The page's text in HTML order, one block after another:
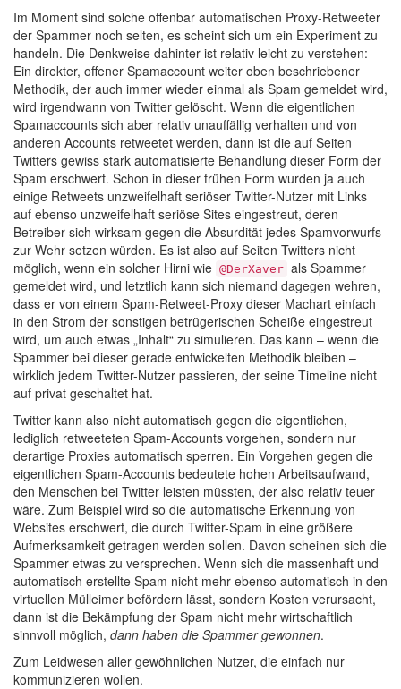
Im Moment sind solche offenbar automatischen Proxy-Retweeter
der Spammer noch selten, es scheint sich um ein Experiment zu
handeln. Die Denkweise dahinter ist relativ leicht zu verstehen:
Ein direkter, offener Spamaccount weiter oben beschriebener
Methodik, der auch immer wieder einmal als Spam gemeldet wird,
wird irgendwann von Twitter gelöscht. Wenn die eigentlichen
Spamaccounts sich aber relativ unauffällig verhalten und von
anderen Accounts retweetet werden, dann ist die auf Seiten
Twitters gewiss stark automatisierte Behandlung dieser Form der
Spam erschwert. Schon in dieser frühen Form wurden ja auch
einige Retweets unzweifelhaft seriöser Twitter-Nutzer mit Links
auf ebenso unzweifelhaft seriöse Sites eingestreut, deren
Betreiber sich wirksam gegen die Absurdität jedes Spamvorwurfs
zur Wehr setzen würden. Es ist also auf Seiten Twitters nicht
möglich, wenn ein solcher Hirni wie @DerXaver als Spammer
gemeldet wird, und letztlich kann sich niemand dagegen wehren,
dass er von einem Spam-Retweet-Proxy dieser Machart einfach
in den Strom der sonstigen betrügerischen Scheiße eingestreut
wird, um auch etwas „Inhalt“ zu simulieren. Das kann – wenn die
Spammer bei dieser gerade entwickelten Methodik bleiben –
wirklich jedem Twitter-Nutzer passieren, der seine Timeline nicht
auf privat geschaltet hat.
Twitter kann also nicht automatisch gegen die eigentlichen,
lediglich retweeteten Spam-Accounts vorgehen, sondern nur
derartige Proxies automatisch sperren. Ein Vorgehen gegen die
eigentlichen Spam-Accounts bedeutete hohen Arbeitsaufwand,
den Menschen bei Twitter leisten müssten, der also relativ teuer
wäre. Zum Beispiel wird so die automatische Erkennung von
Websites erschwert, die durch Twitter-Spam in eine größere
Aufmerksamkeit getragen werden sollen. Davon scheinen sich die
Spammer etwas zu versprechen. Wenn sich die massenhaft und
automatisch erstellte Spam nicht mehr ebenso automatisch in den
virtuellen Mülleimer befördern lässt, sondern Kosten verursacht,
dann ist die Bekämpfung der Spam nicht mehr wirtschaftlich
sinnvoll möglich, dann haben die Spammer gewonnen.
Zum Leidwesen aller gewöhnlichen Nutzer, die einfach nur
kommunizieren wollen.